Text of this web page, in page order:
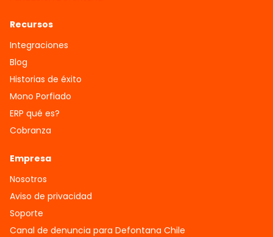
Recursos
Integraciones
Blog
Historias de éxito
Mono Porfiado
ERP qué es?
Cobranza
Empresa
Nosotros
Aviso de privacidad
Soporte
Canal de denuncia para Defontana Chile